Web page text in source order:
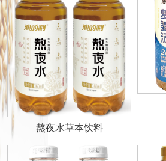
熬夜水草本饮料